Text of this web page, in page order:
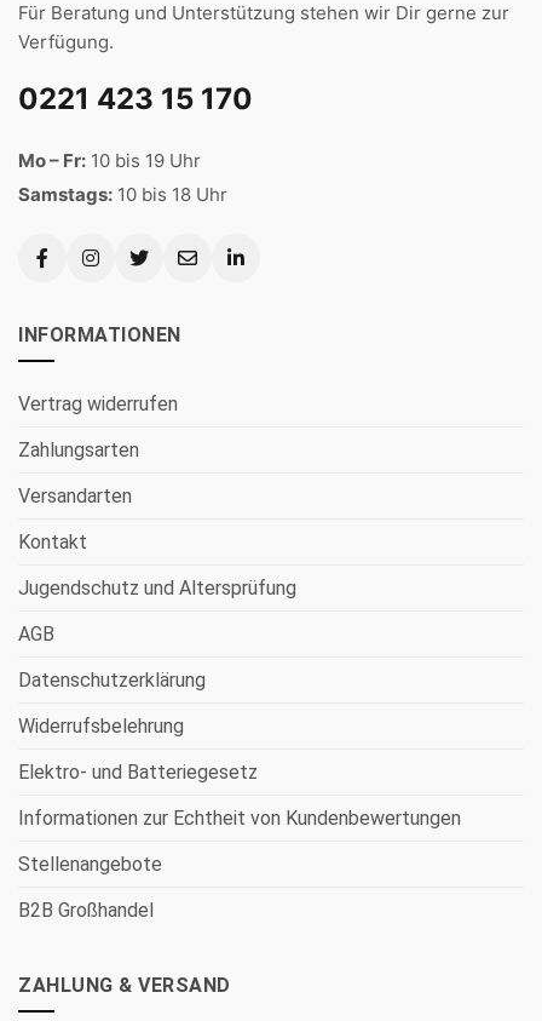
Für Beratung und Unterstützung stehen wir Dir gerne zur
Verfügung.
0221 423 15 170
Mo – Fr: 10 bis 19 Uhr
Samstags: 10 bis 18 Uhr
INFORMATIONEN
Vertrag widerrufen
Zahlungsarten
Versandarten
Kontakt
Jugendschutz und Altersprüfung
AGB
Datenschutzerklärung
Widerrufsbelehrung
Elektro- und Batteriegesetz
Informationen zur Echtheit von Kundenbewertungen
Stellenangebote
B2B Großhandel
ZAHLUNG & VERSAND